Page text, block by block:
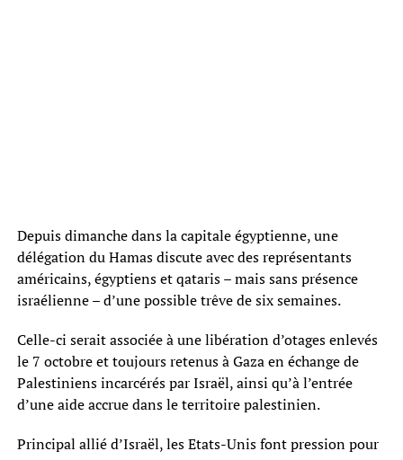
Depuis dimanche dans la capitale égyptienne, une
délégation du Hamas discute avec des représentants
américains, égyptiens et qataris – mais sans présence
israélienne – d’une possible trêve de six semaines.
Celle-ci serait associée à une libération d’otages enlevés
le 7 octobre et toujours retenus à Gaza en échange de
Palestiniens incarcérés par Israël, ainsi qu’à l’entrée
d’une aide accrue dans le territoire palestinien.
Principal allié d’Israël, les Etats-Unis font pression pour